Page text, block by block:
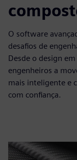
O software
desafios de
Desde o design
engenheiros a
mais inteligente e
com confiança.